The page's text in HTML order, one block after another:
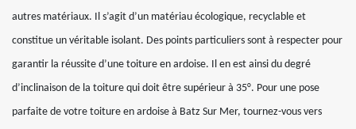
autres matériaux. Il s’agit d’un matériau écologique, recyclable et
constitue un véritable isolant. Des points particuliers sont à respecter pour
garantir la réussite d’une toiture en ardoise. Il en est ainsi du degré
d’inclinaison de la toiture qui doit être supérieur à 35°. Pour une pose
parfaite de votre toiture en ardoise à Batz Sur Mer, tournez-vous vers